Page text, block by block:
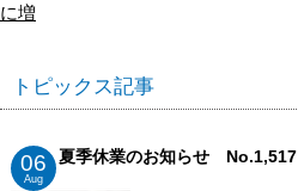
に増
トピックス記事
06
Aug
夏季休業のお知らせ No.1,517